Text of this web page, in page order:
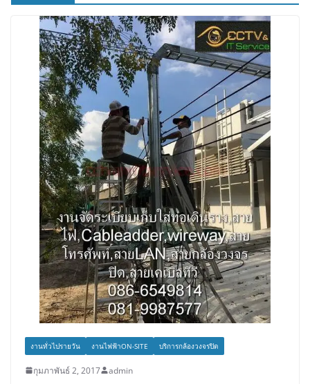
งานทั่วไปรายวัน งานไฟฟ้าON-SITE บริการกล้องวงจรปิด
กุมภาพันธ์ 2, 2017 admin